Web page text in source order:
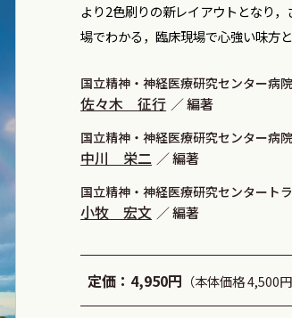
より2色刷りの新レイアウトとなり
場でわかる，臨床現場で心強い味方
国立精神・神経医療研究センター
佐々木 征行 編著
国立精神・神経医療研究センター
中川 栄二 編著
国立精神・神経医療研究センタート
小牧 宏文 編著
定価： 4,950円 （本体価格 4,500円